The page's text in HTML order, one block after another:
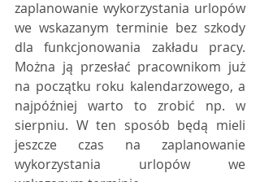
zaplanowanie wykorzystania urlopów
we wskazanym terminie bez szkody
dla funkcjonowania zakładu pracy.
Można ją przesłać pracownikom już
na początku roku kalendarzowego, a
najpóźniej warto to zrobić np. w
sierpniu. W ten sposób będą mieli
jeszcze czas na zaplanowanie
wykorzystania urlopów we